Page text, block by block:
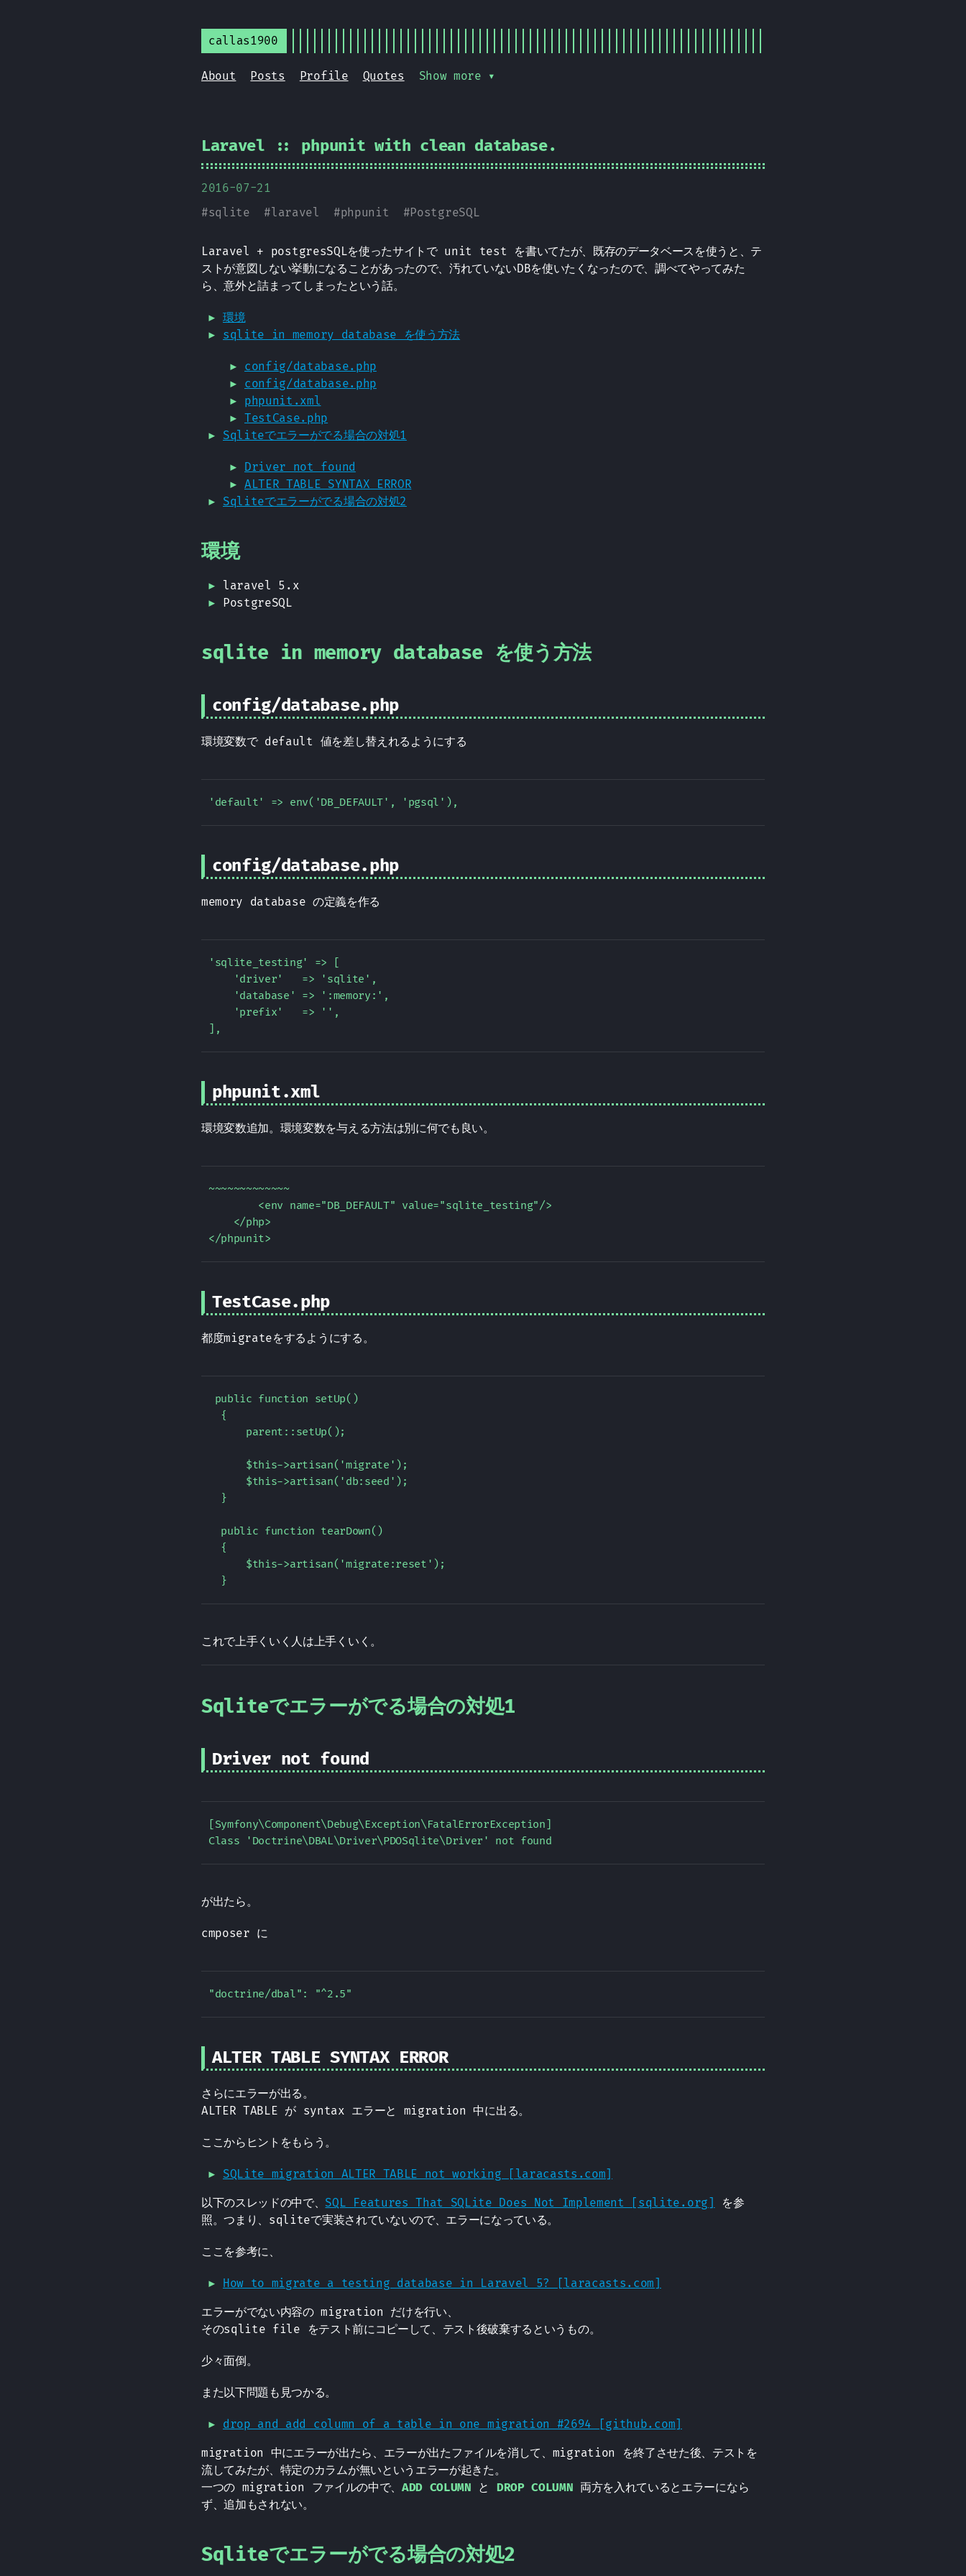
callas1900
About Posts Profile Quotes Show more ▾
Laravel :: phpunit with clean database.
2016-07-21
#sqlite #laravel #phpunit #PostgreSQL
Laravel + postgresSQLを使ったサイトで unit test を書いてたが、既存のデータベースを使うと、テ
ストが意図しない挙動になることがあったので、汚れていないDBを使いたくなったので、調べてやってみた
ら、意外と詰まってしまったという話。
環境
sqlite in memory database を使う方法
config/database.php
config/database.php
phpunit.xml
TestCase.php
Sqliteでエラーがでる場合の対処1
Driver not found
ALTER TABLE SYNTAX ERROR
Sqliteでエラーがでる場合の対処2
環境
laravel 5.x
PostgreSQL
sqlite in memory database を使う方法
config/database.php
環境変数で default 値を差し替えれるようにする
config/database.php
memory database の定義を作る
'sqlite_testing' => [
    'driver'   => 'sqlite',
    'database' => ':memory:',
    'prefix'   => '',
phpunit.xml
環境変数追加。環境変数を与える方法は別に何でも良い。
~~~~~~~~~~~~~
        <env name="DB_DEFAULT" value="sqlite_testing"/>
    </php>
TestCase.php
都度migrateをするようにする。
public function setUp()
  {
      parent::setUp();
      $this->artisan('migrate');
      $this->artisan('db:seed');
  }
  public function tearDown()
  {
      $this->artisan('migrate:reset');
これで上手くいく人は上手くいく。
Sqliteでエラーがでる場合の対処1
Driver not found
[Symfony\Component\Debug\Exception\FatalErrorException]
が出たら。
cmposer に
ALTER TABLE SYNTAX ERROR
さらにエラーが出る。
ALTER TABLE が syntax エラーと migration 中に出る。
ここからヒントをもらう。
SQLite migration ALTER TABLE not working [laracasts.com]
以下のスレッドの中で、 SQL Features That SQLite Does Not Implement [sqlite.org]
を参
照。つまり、sqliteで実装されていないので、エラーになっている。
ここを参考に、
How to migrate a testing database in Laravel 5? [laracasts.com]
エラーがでない内容の migration だけを行い、
そのsqlite file をテスト前にコピーして、テスト後破棄するというもの。
少々面倒。
また以下問題も見つかる。
drop and add column of a table in one migration #2694 [github.com]
migration 中にエラーが出たら、エラーが出たファイルを消して、migration を終了させた後、テストを
流してみたが、特定のカラムが無いというエラーが起きた。
一つの migration ファイルの中で、 ADD COLUMN と DROP COLUMN 両方を入れているとエラーになら
ず、追加もされない。
Sqliteでエラーがでる場合の対処2